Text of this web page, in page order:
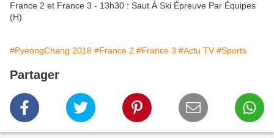
France 2 et France 3 - 13h30 : Saut À Ski Épreuve Par Équipes
(H)
#PyeongChang 2018 #France 2 #France 3 #Actu TV #Sports
Partager